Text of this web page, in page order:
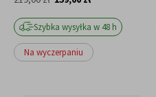
Szybka wysyłka w 48 h
Na wyczerpaniu